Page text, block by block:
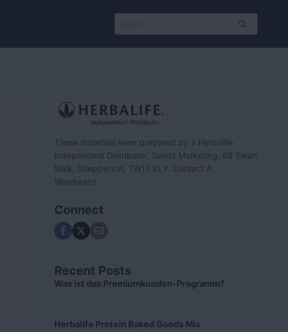
for:
These materials were prepared by a Herbalife
Independent Distributor, Select Marketing, 68 Swan
Walk, Shepperton, TW17 8LY. Contact A
Woodward.
Connect
Recent Posts
Was ist das Premiumkunden-Programm?
Herbalife Protein Baked Goods Mix